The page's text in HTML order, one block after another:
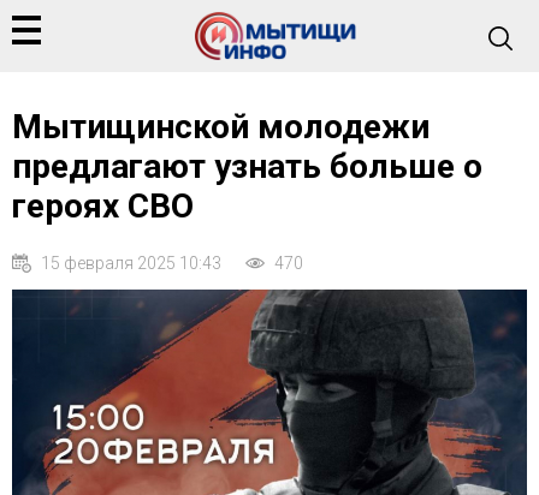
Мытищинской молодежи
предлагают узнать больше о
героях СВО
15 февраля 2025 10:43 470